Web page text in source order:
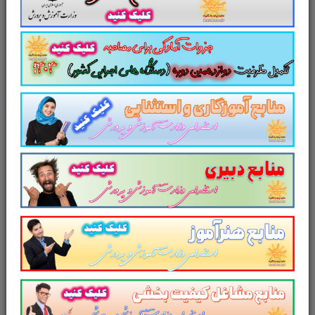
ریاضی و آمار مقدماتی:(جزوه
مطالعاتی در 98 صفحه pdf)
زبان و ادبیات فارسی:(جزوه مطالعاتی
در 194 صفحه pdf)
معارف اسلامی:
(جزوه مطالعاتی در 210
صفحه pdf)
زبان انگلیسی عمومی:(جزوه مطالعاتی
در 94 صفحه pdf)
اطلاعات عمومی، دانش اجتماعی و
حقوق اساسی:
(جزوه مطالعاتی در 400
صفحه pdf)
هوش و توانمندی های عمومی:
(سوالات تستی در 65 صفحه pdf)